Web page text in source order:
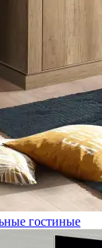
гостиные